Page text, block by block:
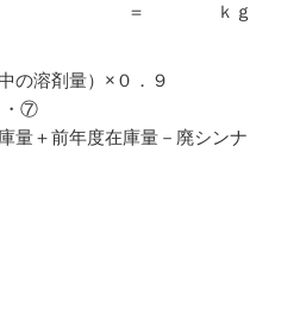
ｋｇ
溶剤量）×０．９
⑦
量＋前年度在庫量－廃シンナ